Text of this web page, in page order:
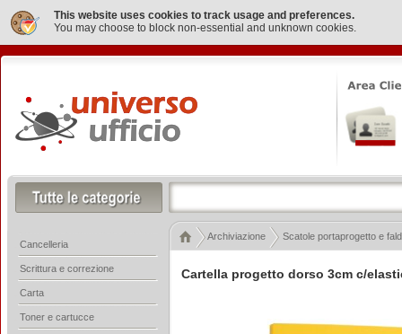
This website uses cookies to track usage and preferences.
You may choose to block non-essential and unknown cookies.
Cartella progetto dorso 3cm c/
Archiviazione Scatole portaprogetto e
Cancelleria
Scrittura e correzione
Carta
Toner e cartucce